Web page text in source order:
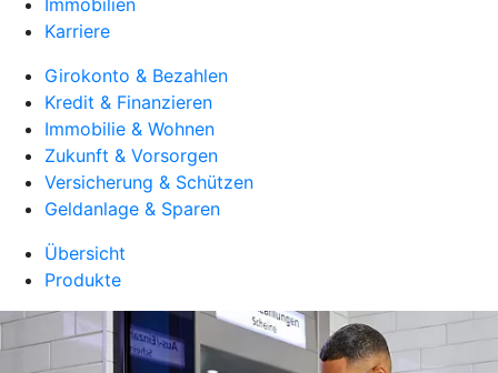
Immobilien
Karriere
Girokonto & Bezahlen
Kredit & Finanzieren
Immobilie & Wohnen
Zukunft & Vorsorgen
Versicherung & Schützen
Geldanlage & Sparen
Übersicht
Produkte